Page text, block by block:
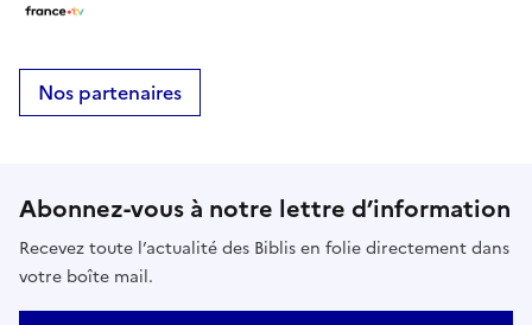
Nos partenaires
Abonnez-vous à notre lettre d’information
Recevez toute l’actualité des Biblis en folie directement dans
votre boîte mail.